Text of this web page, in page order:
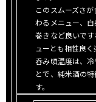
このスムーズさ
わるメニュー、
巻きなど良いで
ューとも相性良く
呑み頃温度は、
とで、純米酒の
す。